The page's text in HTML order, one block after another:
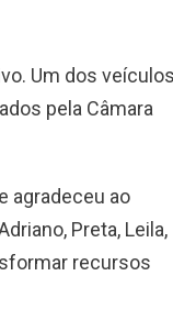
Um dos
pela Câmara
agradeceu ao
Preta, Leila,
recursos